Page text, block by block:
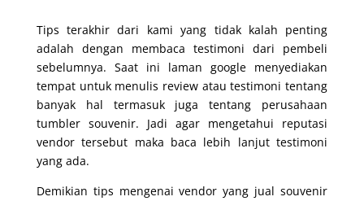
Tips terakhir dari kami yang tidak kalah penting
adalah dengan membaca testimoni dari pembeli
sebelumnya. Saat ini laman google menyediakan
tempat untuk menulis review atau testimoni tentang
banyak hal termasuk juga tentang perusahaan
tumbler souvenir. Jadi agar mengetahui reputasi
vendor tersebut maka baca lebih lanjut testimoni
yang ada.
Demikian tips mengenai vendor yang jual souvenir